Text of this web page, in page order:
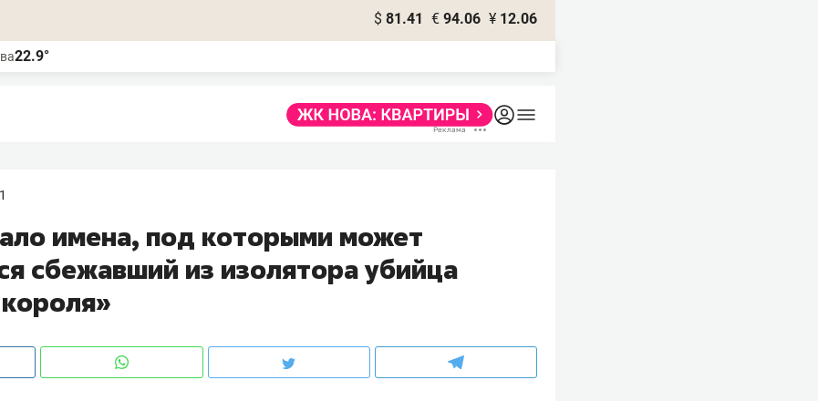
$ 81.41 € 94.06 ¥ 12.06
22.9°
имена, под которыми может
сбежавший из изолятора убийца